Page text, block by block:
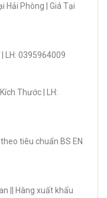
Hải Phòng | Giá Tại
LH: 0395964009
Thước | LH:
tiêu chuẩn BS EN
|| Hàng xuất khẩu